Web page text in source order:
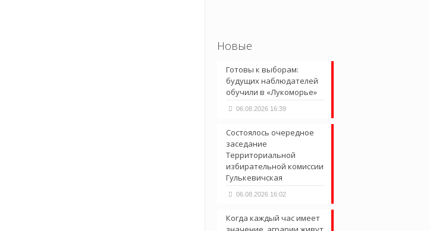
Новые
Готовы к выборам:
будущих наблюдателей
обучили в «Лукоморье»
06.08.2026 16:39
Состоялось очередное
заседание
Территориальной
избирательной комиссии
Гулькевичская
06.08.2026 16:02
Когда каждый час имеет